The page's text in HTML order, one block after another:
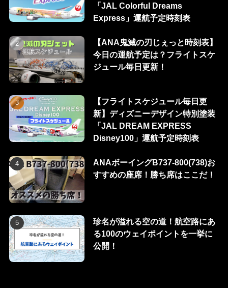
「JAL Colorful Dreams
Express」運航予定時刻表
【ANA鬼滅の刃じぇっと時刻表】
今日の運航予定は？フライトスケ
ジュール毎日更新！
【フライトスケジュール毎日更
新】ディズニーデザイン特別塗装
「JAL DREAM EXPRESS
Disney100」運航予定時刻表
ANAボーイングB737-800(738)お
すすめの座席！勝ち席はここだ！
珍名が溢れる空の道！航空路にあ
る100のウェイポイントを一挙に
公開！